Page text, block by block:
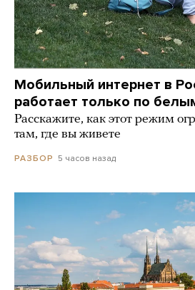
Мобильный интернет в
работает только по
Расскажите, как этот режим
там, где вы живете
РАЗБОР 5 часов назад